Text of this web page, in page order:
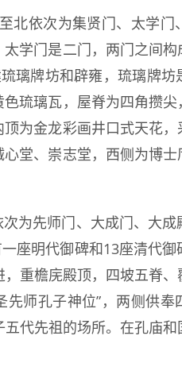
北依次为集贤门、太学门
学门是二门，两门之间构
璃牌坊和辟雍，琉璃牌坊
琉璃瓦，屋脊为四角攒
为金龙彩画井口式天花
堂、崇志堂，西侧为博
为先师门、大成门、大
座明代御碑和13座清代御
重檐庑殿顶，四坡五脊
师孔子神位”，两侧供奉
代先祖的场所。在孔庙